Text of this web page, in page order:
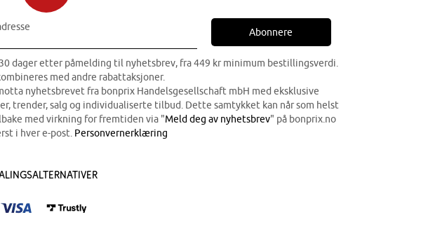
Abonnere
dager etter påmelding til nyhetsbrev, fra 449 kr minimum bestillingsverdi.
med andre rabattaksjoner.
nyhetsbrevet fra bonprix Handelsgesellschaft mbH med eksklusive
trender, salg og individualiserte tilbud. Dette samtykket kan når som helst
med virkning for fremtiden via "Meld deg av nyhetsbrev" på bonprix.no
i hver e-post. Personvernerklæring